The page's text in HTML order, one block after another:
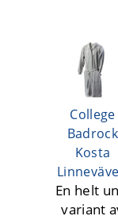
College
Badrock
Kosta
En helt
variant